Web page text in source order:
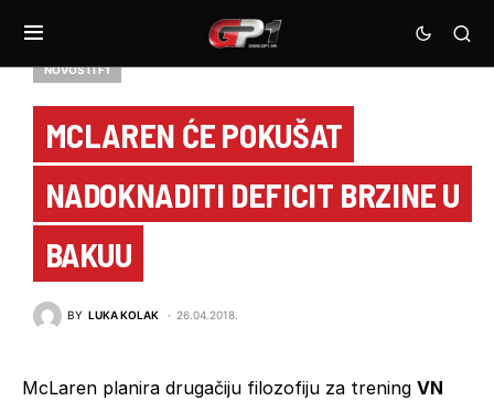
NOVOSTI F1
MCLAREN ĆE POKUŠAT
NADOKNADITI DEFICIT BRZINE U
BAKUU
BY LUKA KOLAK 26.04.2018.
McLaren planira drugačiju filozofiju za trening VN